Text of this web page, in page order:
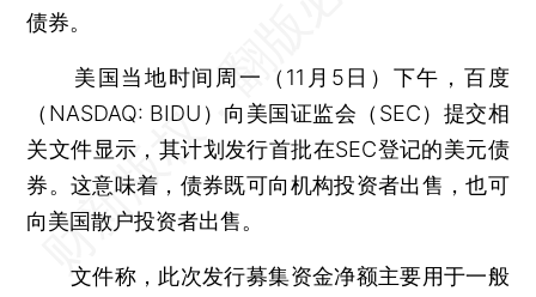
债券。
美国当地时间周一（11月5日）下午，百度
（NASDAQ: BIDU）向美国证监会（SEC）提交相
关文件显示，其计划发行首批在SEC登记的美元债
券。这意味着，债券既可向机构投资者出售，也可
向美国散户投资者出售。
文件称，此次发行募集资金净额主要用于一般